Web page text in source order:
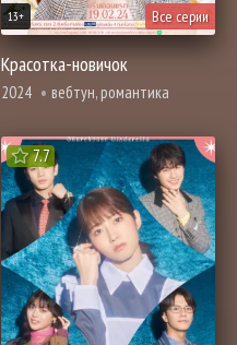
Все серии
13+
Красотка-новичок
2024 вебтун, романтика
7.7